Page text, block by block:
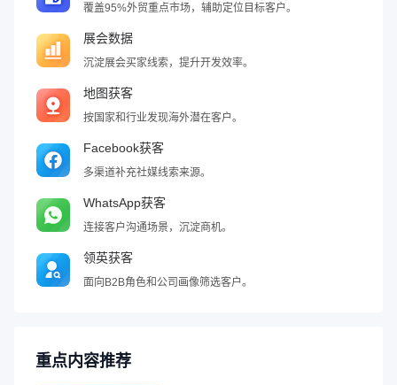
覆盖95%外贸重点市场，辅助定位目标客户。
展会数据
沉淀展会买家线索，提升开发效率。
地图获客
按国家和行业发现海外潜在客户。
Facebook获客
多渠道补充社媒线索来源。
WhatsApp获客
连接客户沟通场景，沉淀商机。
领英获客
面向B2B角色和公司画像筛选客户。
重点内容推荐